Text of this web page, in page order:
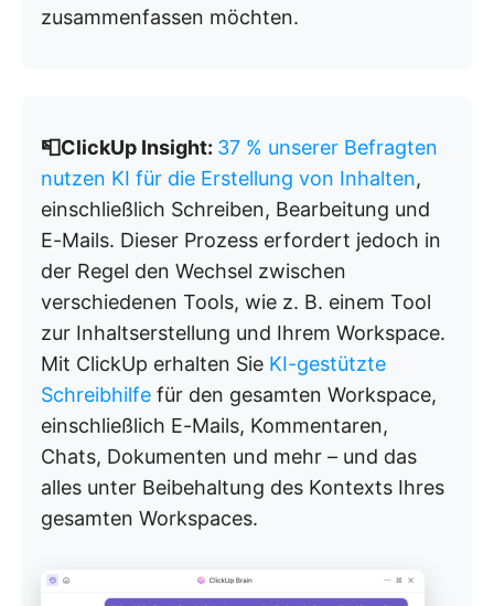
zusammenfassen möchten.
📮ClickUp Insight: 37 % unserer Befragten
nutzen KI für die Erstellung von Inhalten,
einschließlich Schreiben, Bearbeitung und
E-Mails. Dieser Prozess erfordert jedoch in
der Regel den Wechsel zwischen
verschiedenen Tools, wie z. B. einem Tool
zur Inhaltserstellung und Ihrem Workspace.
Mit ClickUp erhalten Sie KI-gestützte
Schreibhilfe für den gesamten Workspace,
einschließlich E-Mails, Kommentaren,
Chats, Dokumenten und mehr – und das
alles unter Beibehaltung des Kontexts Ihres
gesamten Workspaces.